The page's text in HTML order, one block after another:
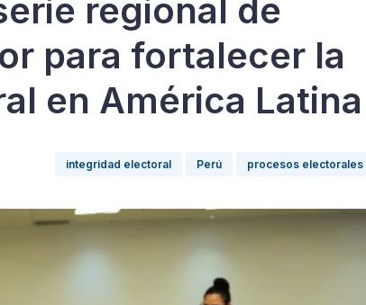
regional de
para fortalecer la
en América Latina
integridad electoral Perú procesos electorales